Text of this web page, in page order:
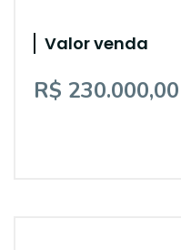
Valor venda
R$ 230.000,00